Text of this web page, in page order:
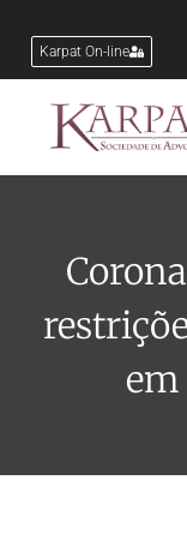
Karpat On-line